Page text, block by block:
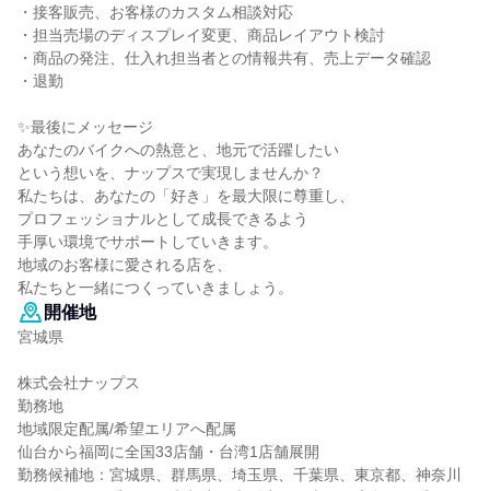
・接客販売、お客様のカスタム相談対応
・担当売場のディスプレイ変更、商品レイアウト検討
・商品の発注、仕入れ担当者との情報共有、売上データ確認
・退勤
✨最後にメッセージ
あなたのバイクへの熱意と、地元で活躍したい
という想いを、ナップスで実現しませんか？
私たちは、あなたの「好き」を最大限に尊重し、
プロフェッショナルとして成長できるよう
手厚い環境でサポートしていきます。
地域のお客様に愛される店を、
私たちと一緒につくっていきましょう。
開催地
宮城県
株式会社ナップス
勤務地
地域限定配属/希望エリアへ配属
仙台から福岡に全国33店舗・台湾1店舗展開
勤務候補地：宮城県、群馬県、埼玉県、千葉県、東京都、神奈川